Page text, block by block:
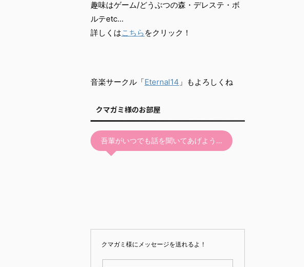
趣味はゲーム/どうぶつの森・デレステ・ボ
ルテetc…
詳しくはこちら をクリック！
音楽サークル「Eternal14 」もよろしくね
クマガミ様のお部屋
吾輩がいつでも話を聞いてあげよう…
クマガミ様にメッセージを送れるよ！